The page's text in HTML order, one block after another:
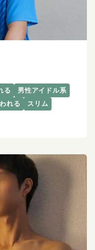
る
男性アイドル系
れる スリム